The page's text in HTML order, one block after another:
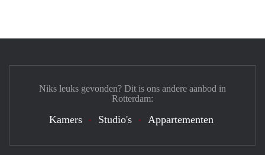
Niks leuks gevonden? Dit is ons andere aanbod in
Rotterdam:
Kamers Studio's Appartementen